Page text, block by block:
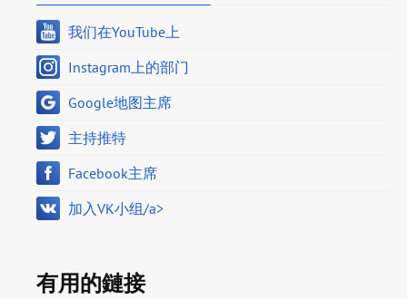
我们在YouTube上
Instagram上的部门
Google地图主席
主持推特
Facebook主席
加入VK小组/a>
有用的鏈接